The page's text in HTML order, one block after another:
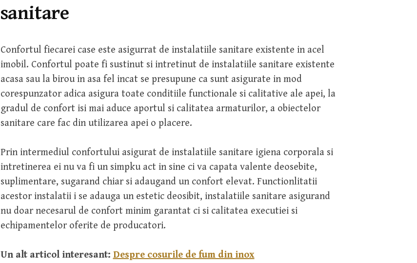
sanitare
Confortul fiecarei case este asigurrat de instalatiile sanitare existente in acel
imobil. Confortul poate fi sustinut si intretinut de instalatiile sanitare existente
acasa sau la birou in asa fel incat se presupune ca sunt asigurate in mod
corespunzator adica asigura toate conditiile functionale si calitative ale apei, la
gradul de confort isi mai aduce aportul si calitatea armaturilor, a obiectelor
sanitare care fac din utilizarea apei o placere.
Prin intermediul confortului asigurat de instalatiile sanitare igiena corporala si
intretinerea ei nu va fi un simpku act in sine ci va capata valente deosebite,
suplimentare, sugarand chiar si adaugand un confort elevat. Functionlitatii
acestor instalatii i se adauga un estetic deosibit, instalatiile sanitare asigurand
nu doar necesarul de confort minim garantat ci si calitatea executiei si
echipamentelor oferite de producatori.
Un alt articol interesant: Despre cosurile de fum din inox